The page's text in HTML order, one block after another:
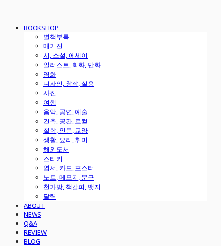
BOOKSHOP
별책부록
매거진
시, 소설, 에세이
일러스트, 회화, 만화
영화
디자인, 창작, 실용
사진
여행
음악, 공연, 예술
건축, 공간, 로컬
철학, 인문, 교양
생활, 요리, 취미
해외도서
스티커
엽서, 카드, 포스터
노트, 메모지, 문구
천가방, 책갈피, 뱃지
달력
ABOUT
NEWS
Q&A
REVIEW
BLOG